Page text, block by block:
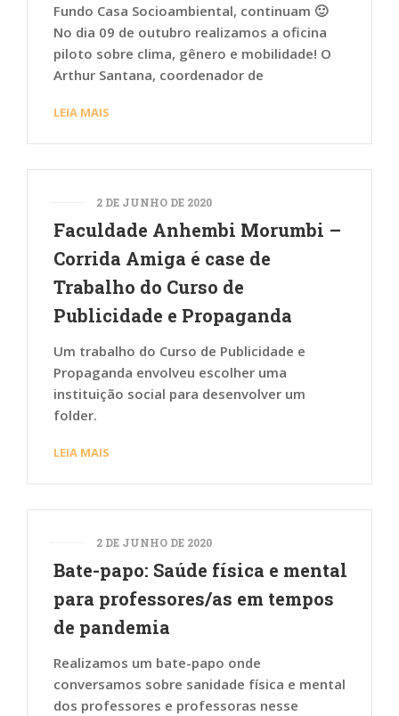
Fundo Casa Socioambiental, continuam 🙂
No dia 09 de outubro realizamos a oficina
piloto sobre clima, gênero e mobilidade! O
Arthur Santana, coordenador de
LEIA MAIS
2 DE JUNHO DE 2020
Faculdade Anhembi Morumbi –
Corrida Amiga é case de
Trabalho do Curso de
Publicidade e Propaganda
Um trabalho do Curso de Publicidade e
Propaganda envolveu escolher uma
instituição social para desenvolver um
folder.
LEIA MAIS
2 DE JUNHO DE 2020
Bate-papo: Saúde física e mental
para professores/as em tempos
de pandemia
Realizamos um bate-papo onde
conversamos sobre sanidade física e mental
dos professores e professoras nesse